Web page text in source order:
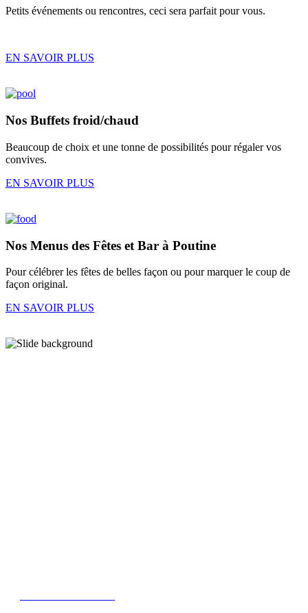
Petits événements ou rencontres, ceci sera parfait pour vous.
EN SAVOIR PLUS
Nos Buffets froid/chaud
Beaucoup de choix et une tonne de possibilités pour régaler vos
convives.
EN SAVOIR PLUS
Nos Menus des Fêtes et Bar à Poutine
Pour célébrer les fêtes de belles façon ou pour marquer le coup de
façon original.
EN SAVOIR PLUS